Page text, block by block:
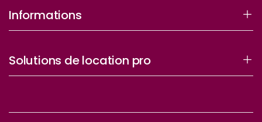
Informations
Solutions de location pro